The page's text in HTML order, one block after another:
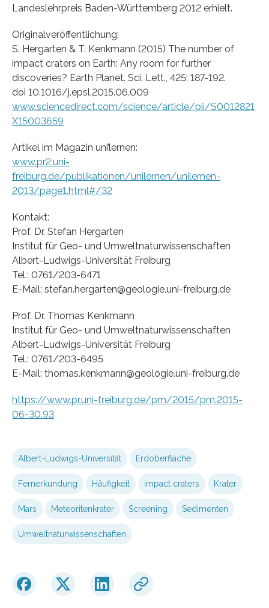
Landeslehrpreis Baden-Württemberg 2012 erhielt.
Originalveröffentlichung:
S. Hergarten & T. Kenkmann (2015) The number of
impact craters on Earth: Any room for further
discoveries? Earth Planet. Sci. Lett., 425: 187-192.
doi 10.1016/j.epsl.2015.06.009
www.sciencedirect.com/science/article/pii/S0012821
X15003659
Artikel im Magazin uni’lernen:
www.pr2.uni-
freiburg.de/publikationen/unilernen/unilernen-
2013/page1.html#/32
Kontakt:
Prof. Dr. Stefan Hergarten
Institut für Geo- und Umweltnaturwissenschaften
Albert-Ludwigs-Universität Freiburg
Tel.: 0761/203-6471
E-Mail: stefan.hergarten@geologie.uni-freiburg.de
Prof. Dr. Thomas Kenkmann
Institut für Geo- und Umweltnaturwissenschaften
Albert-Ludwigs-Universität Freiburg
Tel.: 0761/203-6495
E-Mail: thomas.kenkmann@geologie.uni-freiburg.de
https://www.pr.uni-freiburg.de/pm/2015/pm.2015-
06-30.93
Albert-Ludwigs-Universität Erdoberfläche
Fernerkundung Häufigkeit impact craters Krater
Mars Meteoritenkrater Screening Sedimenten
Umweltnaturwissenschaften